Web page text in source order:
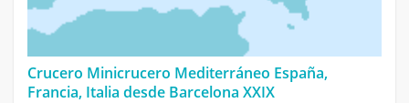
Crucero Minicrucero Mediterráneo España,
Francia, Italia desde Barcelona XXIX